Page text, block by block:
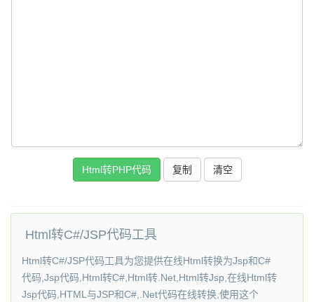
复制
Html转C#/JSP代码工具
Html转C#/JSP代码工具为您提供在线Html转换为Jsp和C#
代码,Jsp代码,Html转C#,Html转.Net,Html转Jsp,在线Html转
Jsp代码,HTML与JSP和C#,.Net代码在线转换,使用这个